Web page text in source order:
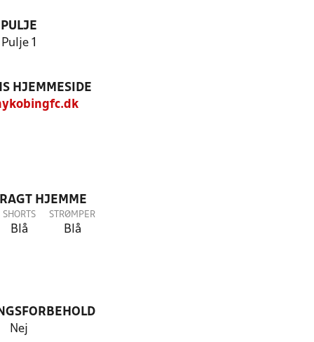
PULJE
Pulje 1
HJEMMESIDE
HJEMME
SHORTS
Blå
STRØMPER
Blå
Nej